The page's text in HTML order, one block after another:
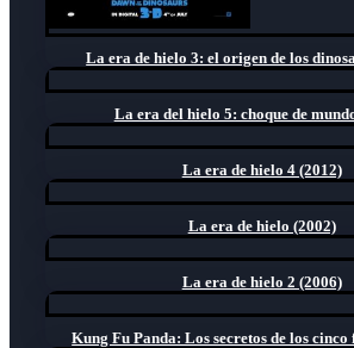
La era de hielo 3: el origen de los
La era del hielo 5: choque de
La era de hielo 4 (2012)
La era de hielo (2002)
La era de hielo 2 (2006)
Kung Fu Panda: Los secretos de los cinco